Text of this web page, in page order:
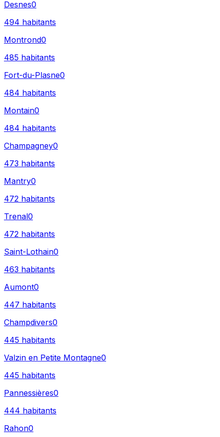
Desnes0
494 habitants
Montrond0
485 habitants
Fort-du-Plasne0
484 habitants
Montain0
484 habitants
Champagney0
473 habitants
Mantry0
472 habitants
Trenal0
472 habitants
Saint-Lothain0
463 habitants
Aumont0
447 habitants
Champdivers0
445 habitants
Valzin en Petite Montagne0
445 habitants
Pannessières0
444 habitants
Rahon0